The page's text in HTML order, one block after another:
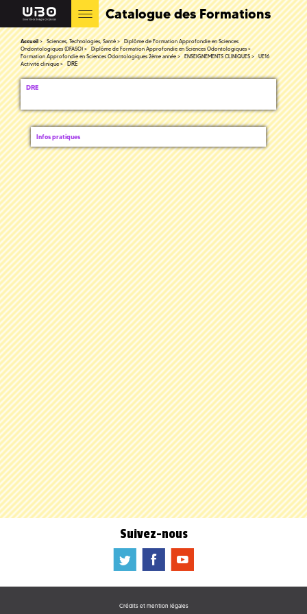
Catalogue des Formations
Accueil Sciences, Technologies, Santé
Diplôme de Formation Approfondie en Sciences
Ondontologiques (DFASO)
Diplôme de Formation Approfondie en Sciences Odontologiques
Formation Approfondie en Sciences Odontologiques 2ème année
ENSEIGNEMENTS CLINIQUES
UE16
Activité clinique
DRE
DRE
Infos pratiques
Suivez-nous
a b f
Crédits et mention légales